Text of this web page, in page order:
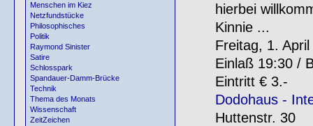
Menschen im Kiez
Netzfundstücke
Philosophisches
Politik
Raymond Sinister
Satire
Schlosspark
Spandauer-Damm-Brücke
Technik
Thema des Monats
Wissenschaft
ZeitZeichen
hierbei
Kinnie ...
Freitag, 1. April
Einlaß 19:30 /
Eintritt € 3.-
Dodohaus -
Huttenstr. 30